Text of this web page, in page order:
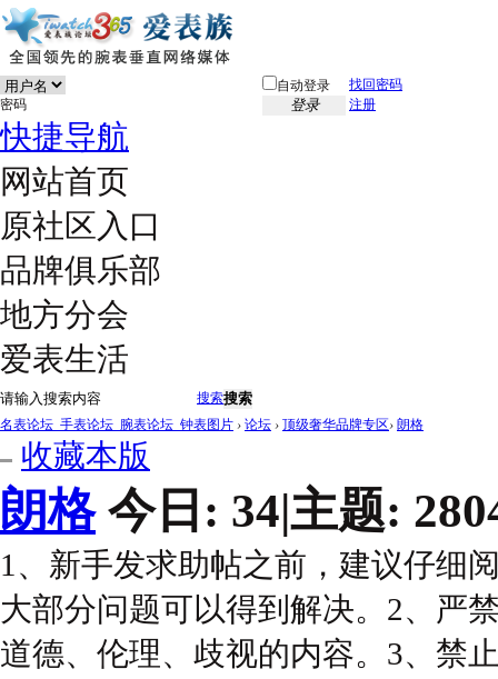
自动登录
找回密码
密码
登录 注册
快捷导航
网站首页
原社区入口
品牌俱乐部
地方分会
爱表生活
搜索搜索
名表论坛_手表论坛_腕表论坛_钟表图片 › 论坛 › 顶级奢华品牌专区› 朗格
收藏本版
朗格 今日: 34|主题:
1、新手发求助帖之前，建议仔细
大部分问题可以得到解决。2、严
道德、伦理、歧视的内容。3、禁